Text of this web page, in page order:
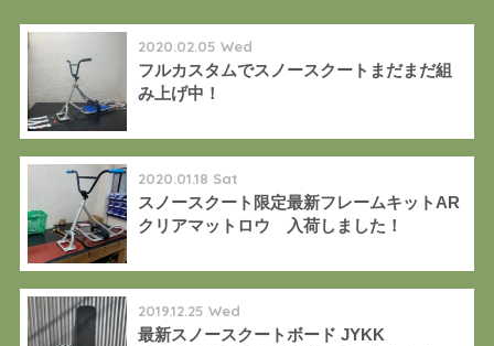
2020.02.05 Wed
フルカスタムでスノースクートまだまだ組
み上げ中！
2020.01.18 Sat
スノースクート限定最新フレームキットAR
クリアマットロウ 入荷しました！
2019.12.25 Wed
最新スノースクートボード JYKK